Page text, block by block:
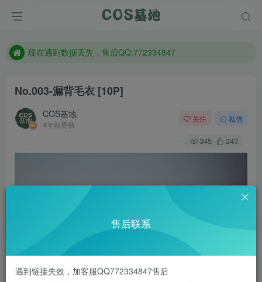
现在遇到数据丢失，售后QQ:772334847
防失联：百度搜索《趣画刊》，实时查看最新站点。
No.003-漏背毛衣 [10P]
COS基地
4年前更新
关注 私信
345 243
售后联系
遇到链接失效，加客服QQ772334847售后